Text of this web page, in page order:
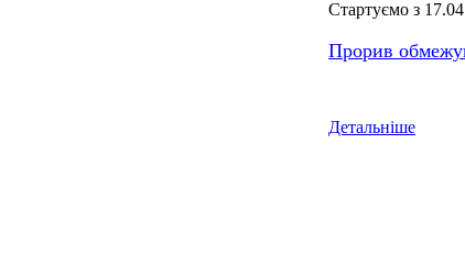
Стартуємо з
Прорив
Детальніше